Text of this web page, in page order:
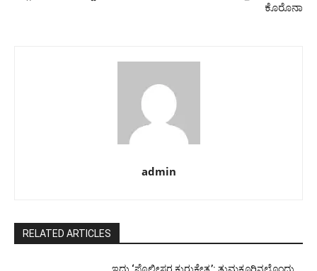
ಕೊರೊನಾ
admin
RELATED ARTICLES